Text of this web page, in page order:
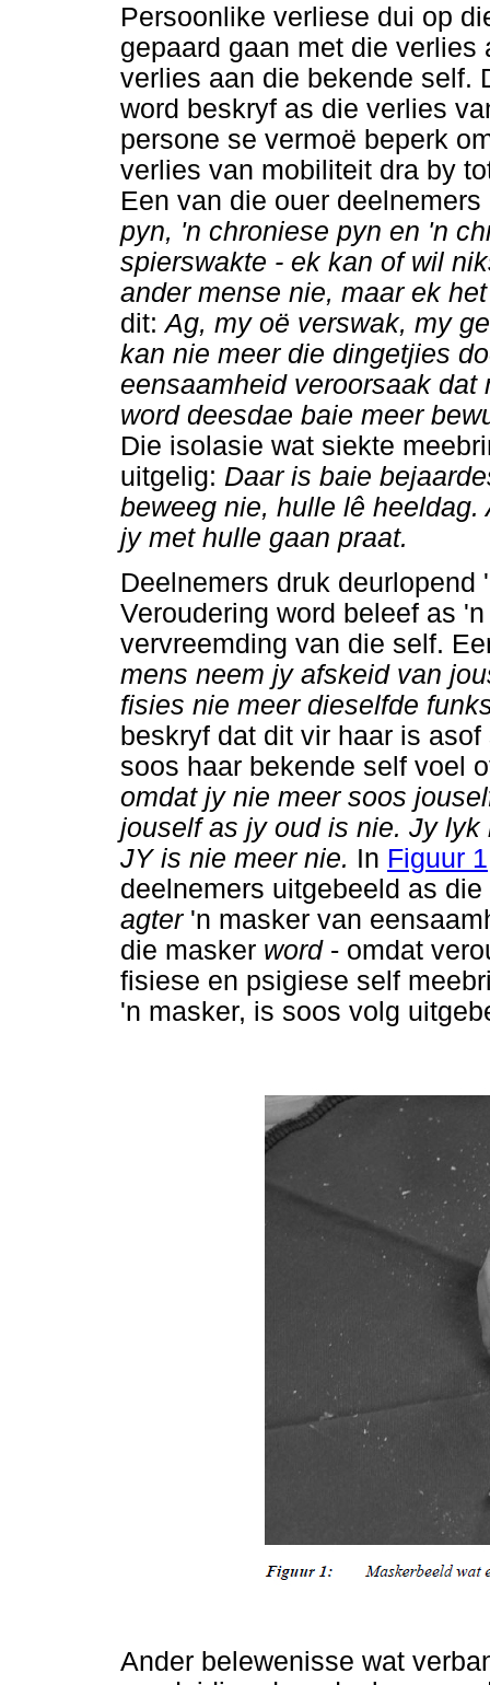
Persoonlike verliese dui op
gepaard gaan met die
verlies aan die bekende self.
word beskryf as die verlies
persone se vermoë beperk
verlies van mobiliteit dra by
Een van die ouer
pyn, 'n chroniese pyn en 'n
spierswakte - ek kan of wil
ander mense nie, maar ek
dit:Ag, my oë verswak, my
kan nie meer die dingetjies
eensaamheid veroorsaak
word deesdae baie meer
Die isolasie wat siekte
uitgelig: Daar is baie
beweeg nie, hulle lê
jy met hulle gaan praat.
Deelnemers druk
Veroudering word beleef as
vervreemding van die self.
mens neem jy afskeid van
fisies nie meer dieselfde
beskryf dat dit vir haar is
soos haar bekende self voel
omdat jy nie meer soos
jouself as jy oud is nie. Jy
JY is nie meer nie. In Figuur 1
deelnemers uitgebeeld as
agter'n masker van
die masker word- omdat
fisiese en psigiese self
'n masker, is soos volg
Ander belewenisse wat